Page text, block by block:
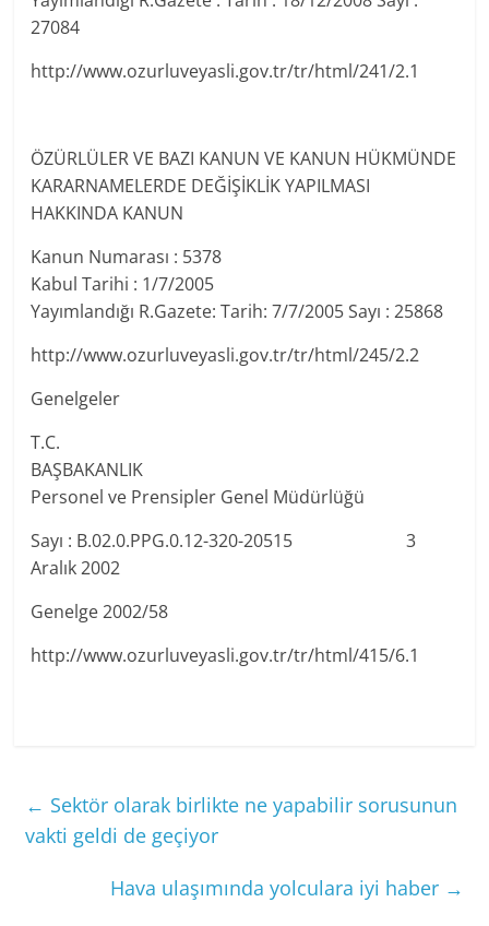
27084
http://www.ozurluveyasli.gov.tr/tr/html/241/2.1
ÖZÜRLÜLER VE BAZI KANUN VE KANUN HÜKMÜNDE
KARARNAMELERDE DEĞİŞİKLİK YAPILMASI
HAKKINDA KANUN
Kanun Numarası : 5378
Kabul Tarihi : 1/7/2005
Yayımlandığı R.Gazete: Tarih: 7/7/2005 Sayı : 25868
http://www.ozurluveyasli.gov.tr/tr/html/245/2.2
Genelgeler
T.C.
BAŞBAKANLIK
Personel ve Prensipler Genel Müdürlüğü
Sayı : B.02.0.PPG.0.12-320-20515 3
Aralık 2002
Genelge 2002/58
http://www.ozurluveyasli.gov.tr/tr/html/415/6.1
← Sektör olarak birlikte ne yapabilir sorusunun
vakti geldi de geçiyor
Hava ulaşımında yolculara iyi haber →